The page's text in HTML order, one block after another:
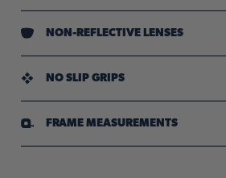
Reduced glare so your vision stays
NON-REFLECTIVE LENSES
Uniform lens tint for bright light
NO SLIP GRIPS
Provide comfy, all-day hold through
FRAME MEASUREMENTS